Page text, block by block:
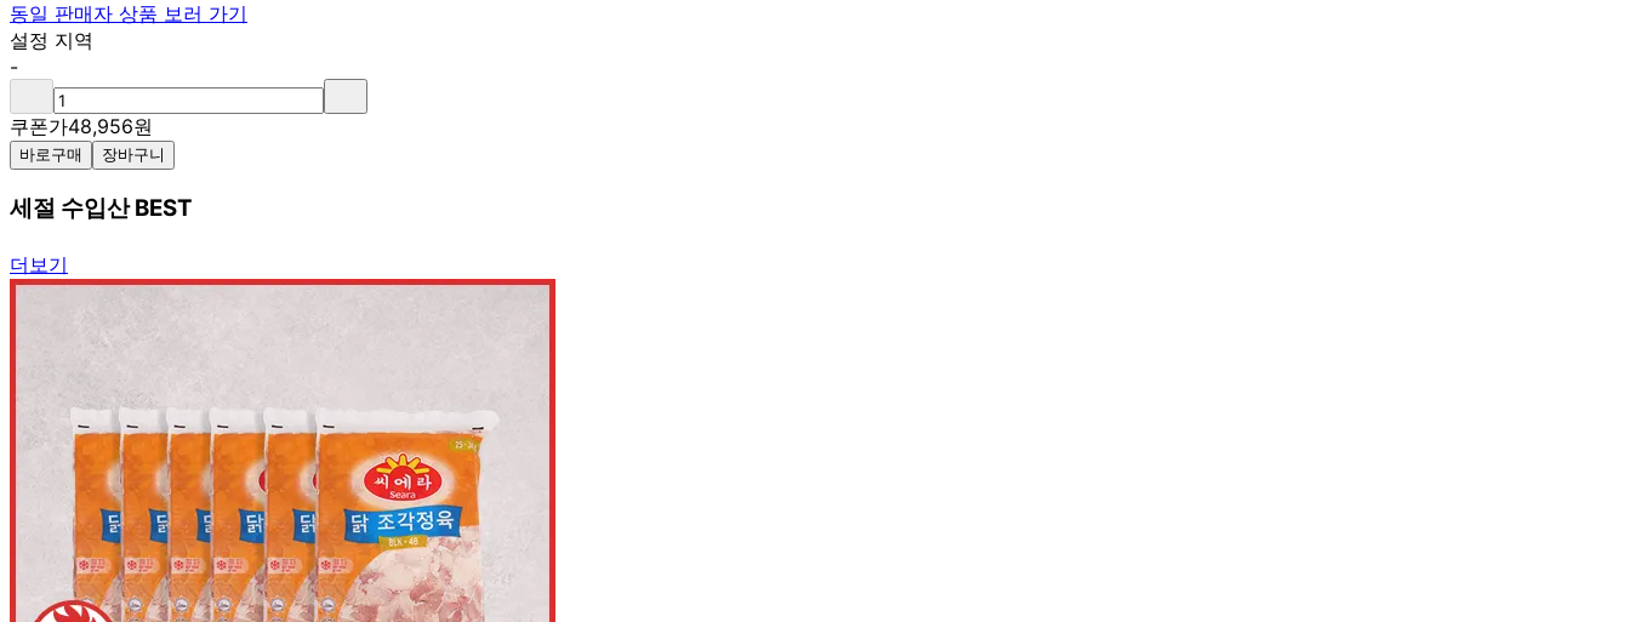
동일 판매자 상품 보러 가기
설정 지역
-
쿠폰가48,956원
바로구매 장바구니
세절 수입산 BEST
더보기